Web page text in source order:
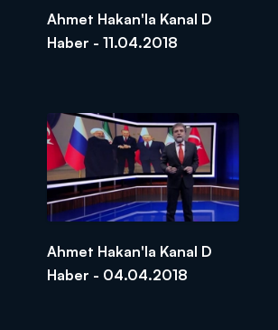
Ahmet Hakan'la Kanal D
Haber - 11.04.2018
Ahmet Hakan'la Kanal D
Haber - 04.04.2018